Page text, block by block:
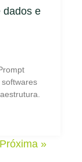
dados e
Próxima »